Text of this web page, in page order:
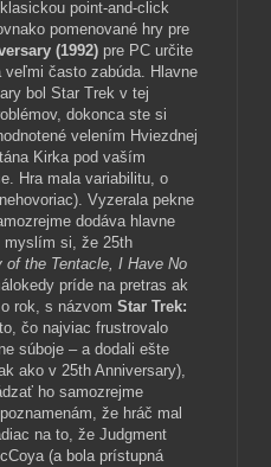
point-and-click
pomenované hry pre
(1992) pre PC určite
často zabúda. Hlavne
bol Star Trek v tej
dokonca ste si
velením Hviezdnej
Kirka pod vaším
Hra mala variabilitu, o
Vyzerala pekne
dodáva hlavne
myslím si, že 25th
of the Tentacle, I Have No
príde na pretras ak
rok, s názvom Star Trek:
čo najviac frustrovalo
súboje – a dodali ešte
ako v 25th Anniversary),
ho samozrejme
že hráč mal
na to, že Judgment
(a bola prístupná